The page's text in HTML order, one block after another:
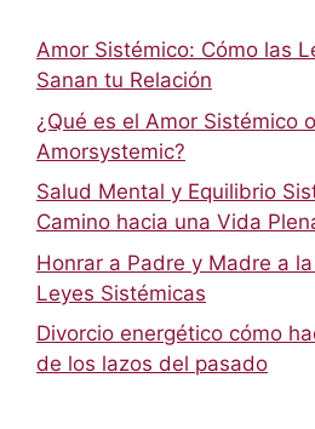
Amor Sistémico: Cómo las
Sanan tu Relación
¿Qué es el Amor Sistémico o
Amorsystemic?
Salud Mental y Equilibrio
Camino hacia una Vida
Honrar a Padre y Madre a
Leyes Sistémicas
Divorcio energético cómo
de los lazos del pasado